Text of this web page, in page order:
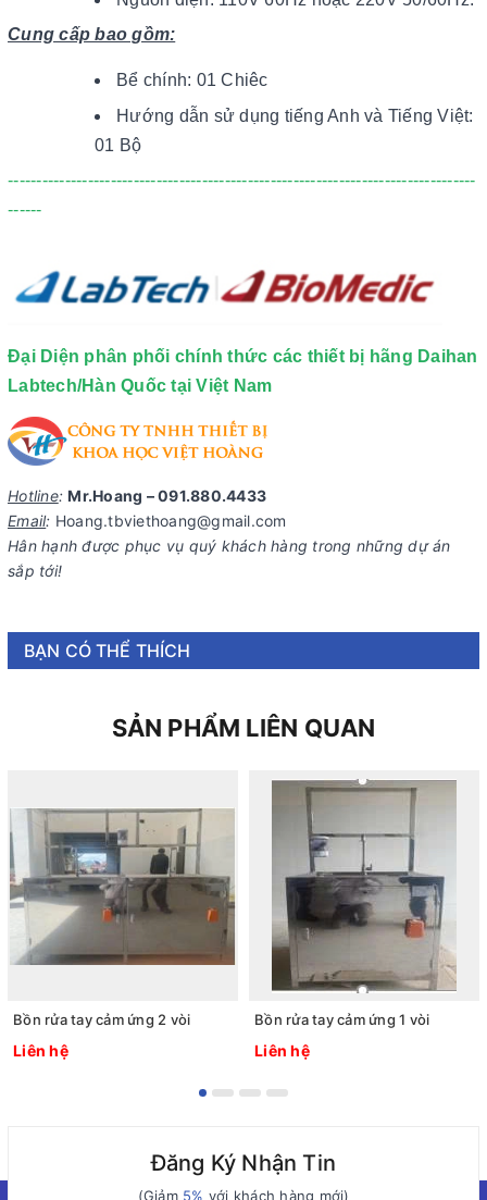
Cung cấp bao gồm:
Bể chính: 01 Chiêc
Hướng dẫn sử dụng tiếng Anh và Tiếng Việt:
01 Bộ
----------------------------------------------------------------------------------
------
Đại Diện phân phối chính thức các thiết bị hãng Daihan
Labtech/Hàn Quốc tại Việt Nam
Hotline: Mr.Hoang – 091.880.4433
Email: Hoang.tbviethoang@gmail.com
Hân hạnh được phục vụ quý khách hàng trong những dự án
sắp tới!
BẠN CÓ THỂ THÍCH
SẢN PHẨM LIÊN QUAN
Bồn rửa tay cảm ứng 2 vòi
Liên hệ
Bồn rửa tay cảm ứng 1 vòi
Liên hệ
Đăng Ký Nhận Tin
(Giảm 5% với khách hàng mới)